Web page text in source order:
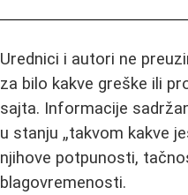
Urednici i autori ne
za bilo kakve greške ili
sajta. Informacije
u stanju „takvom kakve
njihove potpunosti,
blagovremenosti.